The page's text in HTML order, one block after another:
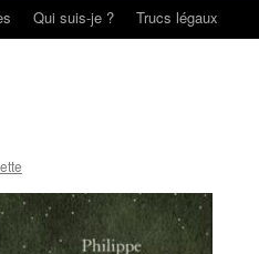
Qui suis-je ? Trucs légaux